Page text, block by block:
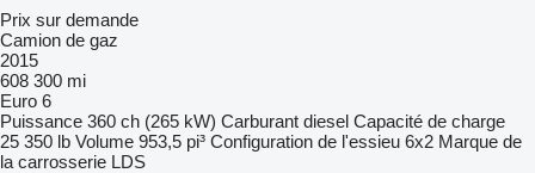
Prix sur demande
Camion de gaz
2015
608 300 mi
Euro 6
Puissance 360 ch (265 kW) Carburant diesel Capacité de charge
25 350 lb Volume 953,5 pi³ Configuration de l'essieu 6x2 Marque de
la carrosserie LDS